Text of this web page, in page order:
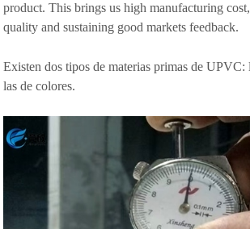
product. This brings us high manufacturing
quality and sustaining good markets feedback.
Existen dos tipos de materias primas de
las de colores.